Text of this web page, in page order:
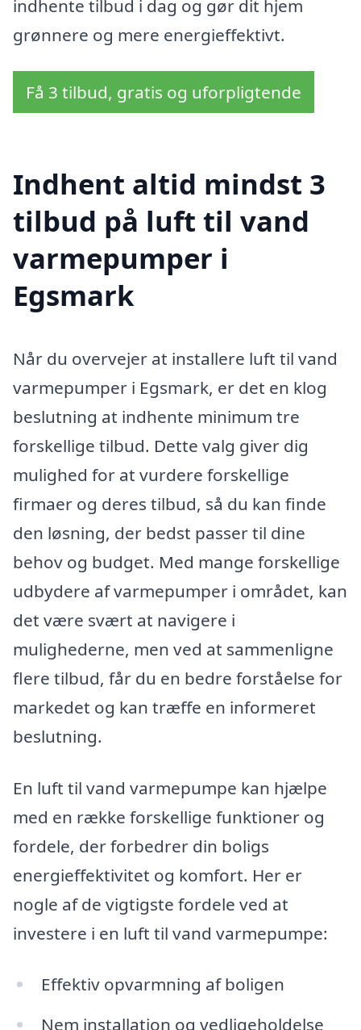
indhente tilbud i dag og gør dit hjem
grønnere og mere energieffektivt.
Få 3 tilbud, gratis og uforpligtende
Indhent altid mindst 3
tilbud på luft til vand
varmepumper i
Egsmark
Når du overvejer at installere luft til vand
varmepumper i Egsmark, er det en klog
beslutning at indhente minimum tre
forskellige tilbud. Dette valg giver dig
mulighed for at vurdere forskellige
firmaer og deres tilbud, så du kan finde
den løsning, der bedst passer til dine
behov og budget. Med mange forskellige
udbydere af varmepumper i området, kan
det være svært at navigere i
mulighederne, men ved at sammenligne
flere tilbud, får du en bedre forståelse for
markedet og kan træffe en informeret
beslutning.
En luft til vand varmepumpe kan hjælpe
med en række forskellige funktioner og
fordele, der forbedrer din boligs
energieffektivitet og komfort. Her er
nogle af de vigtigste fordele ved at
investere i en luft til vand varmepumpe:
Effektiv opvarmning af boligen
Nem installation og vedligeholdelse